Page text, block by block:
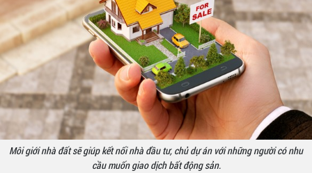
Môi giới nhà đất sẽ giúp kết nối nhà đầu tư, chủ dự án với những người có nhu
cầu muốn giao dịch bất động sản.